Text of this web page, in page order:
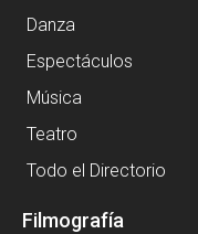
Danza
Espectáculos
Música
Teatro
Todo el Directorio
Filmografía